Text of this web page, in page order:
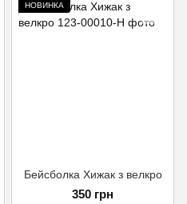
НОВИНКА
Бейсболка Хижак з велкро
350 грн